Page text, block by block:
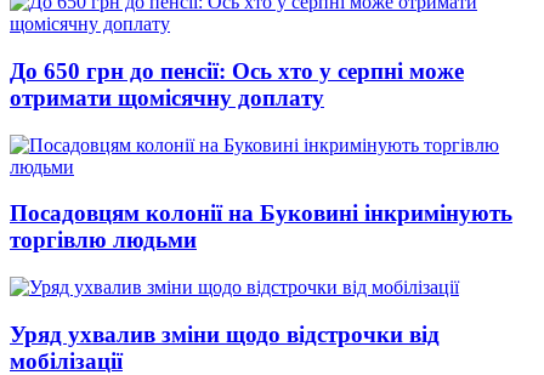
До 650 грн до пенсії: Ось хто у серпні може
отримати щомісячну доплату
Посадовцям колонії на Буковині інкримінують
торгівлю людьми
Уряд ухвалив зміни щодо відстрочки від
мобілізації